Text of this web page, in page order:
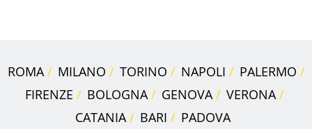
ROMA MILANO TORINO NAPOLI
PALERMO
FIRENZE
BOLOGNA GENOVA
VERONA
CATANIA
BARI PADOVA